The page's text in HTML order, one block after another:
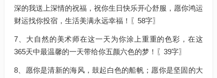
深的我送上深情的祝福，祝你生日快乐开心舒服，愿你鸿运
财运找你投宿，生活美满永远幸福！〖58字〗
7、大自然的美术师在这一天为你涂上重重的色彩，在这
365天中最温馨的一天带给你五颜六色的梦！〖39字〗
8、愿你是清新的海风，鼓起白色的船帆；愿你是坚固的大